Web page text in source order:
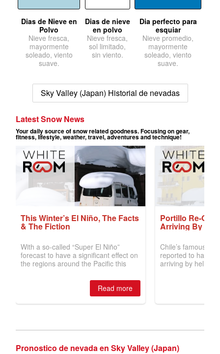
Dias de Nieve en
Polvo
Nieve fresca,
mayormente
soleado, viento
suave.
Dias de nieve
en polvo
Nieve fresca,
sol limitado,
sin viento.
Dia perfecto para
esquiar
Nieve promedio,
mayormente
soleado, viento
suave.
Sky Valley (Japan) Historial de nevadas
Pronostico de nevada en Sky Valley (Japan)